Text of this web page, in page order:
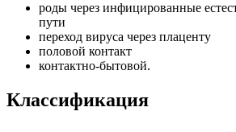
роды через инфицированные
пути
переход вируса через плаценту
половой контакт
контактно-бытовой.
Классификация